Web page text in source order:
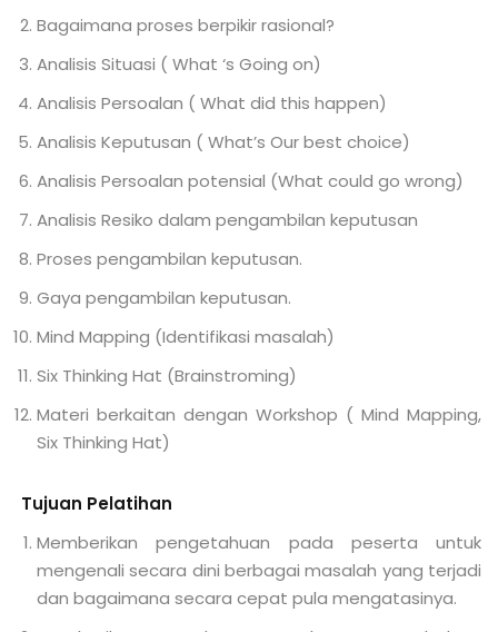
Bagaimana proses berpikir rasional?
Analisis Situasi ( What ‘s Going on)
Analisis Persoalan ( What did this happen)
Analisis Keputusan ( What’s Our best choice)
Analisis Persoalan potensial (What could go wrong)
Analisis Resiko dalam pengambilan keputusan
Proses pengambilan keputusan.
Gaya pengambilan keputusan.
Mind Mapping (Identifikasi masalah)
Six Thinking Hat (Brainstroming)
Materi berkaitan dengan Workshop ( Mind Mapping,
Six Thinking Hat)
Tujuan Pelatihan
Memberikan pengetahuan pada peserta untuk
mengenali secara dini berbagai masalah yang terjadi
dan bagaimana secara cepat pula mengatasinya.